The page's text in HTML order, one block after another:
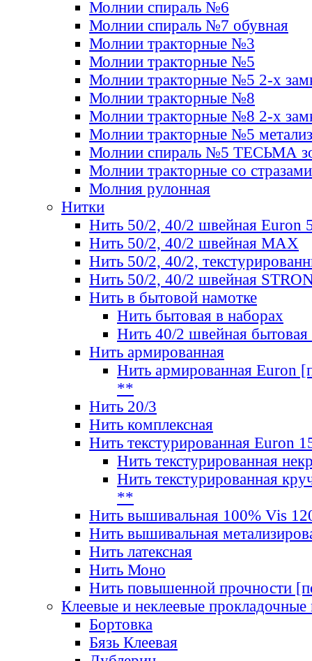
Молнии спираль №6
Молнии спираль №7 обувная
Молнии тракторные №3
Молнии тракторные №5
Молнии тракторные №5 2-х
Молнии тракторные №8
Молнии тракторные №8 2-х
Молнии тракторные №5
Молнии спираль №5 ТЕСЬМА
Молнии тракторные со стразами
Молния рулонная
Нитки
Нить 50/2, 40/2 швейная Euron
Нить 50/2, 40/2 швейная МАХ
Нить 50/2, 40/2,
Нить 50/2, 40/2 швейная
Нить в бытовой намотке
Нить бытовая в наборах
Нить 40/2 швейная бытовая
Нить армированная
Нить армированная Euron
**
Нить 20/3
Нить комплексная
Нить текстурированная Euron
Нить текстурированная
Нить текстурированная
**
Нить вышивальная 100% Vis
Нить вышивальная
Нить латексная
Нить Моно
Нить повышенной прочности
Клеевые и неклеевые прокладочные
Бортовка
Бязь Клеевая